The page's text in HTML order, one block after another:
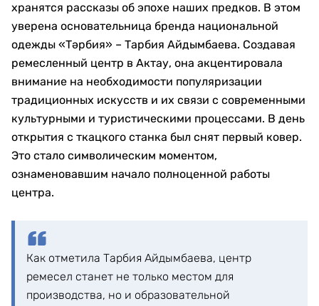
хранятся рассказы об эпохе наших предков. В этом
уверена основательница бренда национальной
одежды «Тәрбия» – Тарбия Айдымбаева. Создавая
ремесленный центр в Актау, она акцентировала
внимание на необходимости популяризации
традиционных искусств и их связи с современными
культурными и туристическими процессами. В день
открытия с ткацкого станка был снят первый ковер.
Это стало символическим моментом,
ознаменовавшим начало полноценной работы
центра.
Как отметила Тарбия Айдымбаева, центр
ремесел станет не только местом для
производства, но и образовательной